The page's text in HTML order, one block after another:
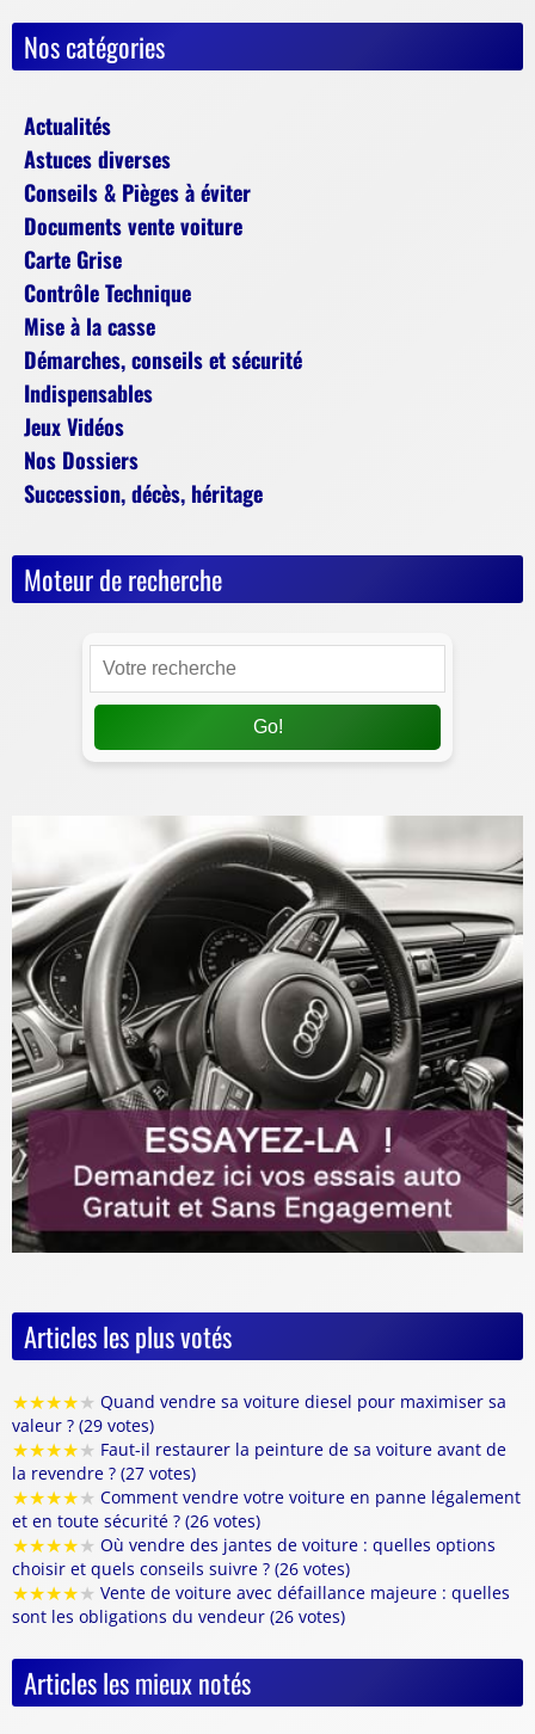
Nos catégories
Actualités
Astuces diverses
Conseils & Pièges à éviter
Documents vente voiture
Carte Grise
Contrôle Technique
Mise à la casse
Démarches, conseils et sécurité
Indispensables
Jeux Vidéos
Nos Dossiers
Succession, décès, héritage
Moteur de recherche
Go!
Articles les plus votés
★★★★★ Quand vendre sa voiture diesel pour maximiser sa
valeur ? (29 votes)
★★★★★ Faut-il restaurer la peinture de sa voiture avant de
la revendre ? (27 votes)
★★★★★ Comment vendre votre voiture en panne légalement
et en toute sécurité ? (26 votes)
★★★★★ Où vendre des jantes de voiture : quelles options
choisir et quels conseils suivre ? (26 votes)
★★★★★ Vente de voiture avec défaillance majeure : quelles
sont les obligations du vendeur (26 votes)
Articles les mieux notés